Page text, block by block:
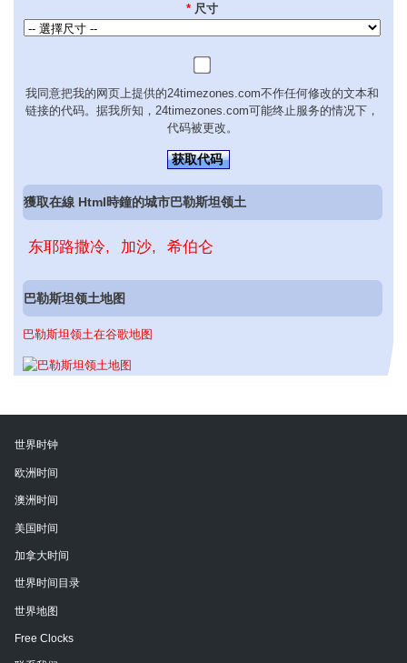
* 尺寸
我同意把我的网页上提供的24timezones.com不作任何修改的文本和
链接的代码。据我所知，24timezones.com可能终止服务的情况下，
代码被更改。
获取代码
獲取在線 Html時鐘的城市巴勒斯坦领土
东耶路撒冷 加沙 希伯仑
巴勒斯坦领土地图
巴勒斯坦领土在谷歌地图
世界时钟
欧洲时间
澳洲时间
美国时间
加拿大时间
世界时间目录
世界地图
Free Clocks